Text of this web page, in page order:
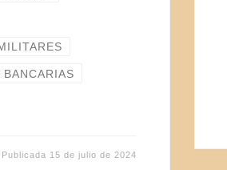
Publicada 15 de julio de 2024